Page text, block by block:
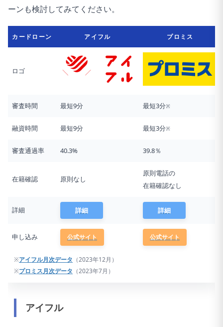
ーンも検討してみてください。
カードローン アイフル プロミス
ロゴ
審査時間 最短9分 最短3分※
融資時間 最短9分 最短3分※
審査通過率 40.3% 39.8％
在籍確認 原則なし
原則電話の
在籍確認なし
詳細 詳細 詳細
申し込み 公式サイト 公式サイト
※アイフル月次データ （2023年12月）
※プロミス月次データ （2023年7月）
アイフル